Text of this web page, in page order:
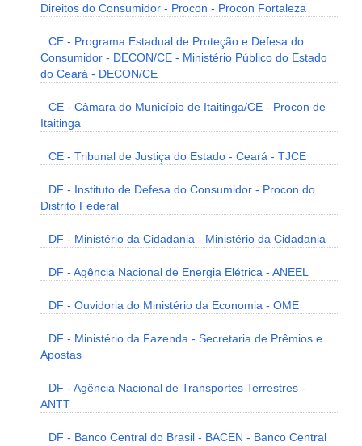
Direitos do Consumidor - Procon - Procon Fortaleza
CE - Programa Estadual de Proteção e Defesa do
Consumidor - DECON/CE - Ministério Público do Estado
do Ceará - DECON/CE
CE - Câmara do Município de Itaitinga/CE - Procon de
Itaitinga
CE - Tribunal de Justiça do Estado - Ceará - TJCE
DF - Instituto de Defesa do Consumidor - Procon do
Distrito Federal
DF - Ministério da Cidadania - Ministério da Cidadania
DF - Agência Nacional de Energia Elétrica - ANEEL
DF - Ouvidoria do Ministério da Economia - OME
DF - Ministério da Fazenda - Secretaria de Prêmios e
Apostas
DF - Agência Nacional de Transportes Terrestres -
ANTT
DF - Banco Central do Brasil - BACEN - Banco Central